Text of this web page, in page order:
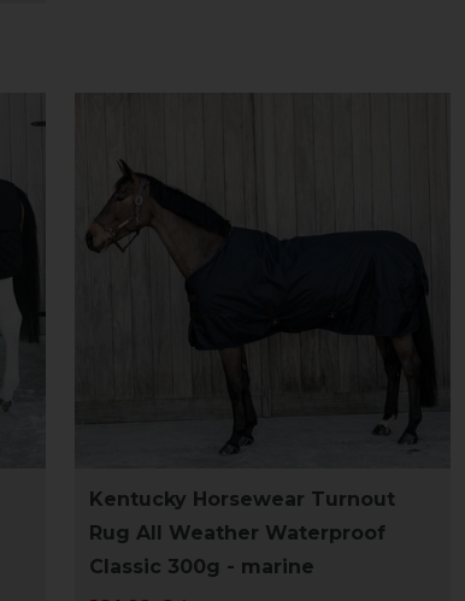
Kentucky Horsewear Turnout
Rug All Weather Waterproof
Classic 300g - marine